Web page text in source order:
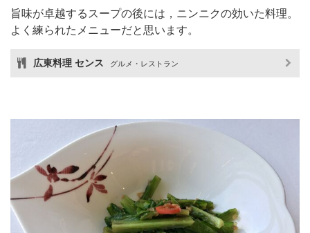
旨味が卓越するスープの後には，ニンニクの効いた料理。
よく練られたメニューだと思います。
広東料理 センス グルメ・レストラン